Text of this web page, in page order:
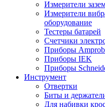
Измерители
Измерители
оборудование
Тестеры батарей
Счетчики
Приборы
Приборы IEK
Приборы
Инструмент
Отвертки
Биты и
Для набивки